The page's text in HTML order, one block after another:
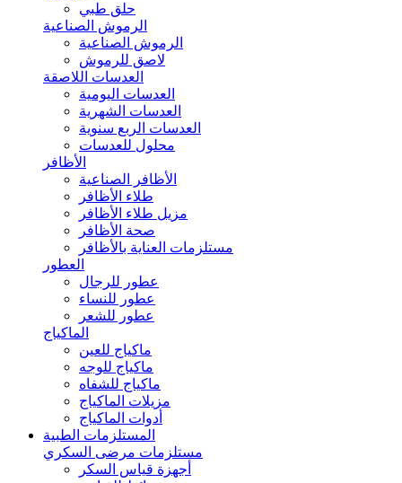
حلق طبي
الرموش الصناعية
الرموش الصناعية
لاصق للرموش
العدسات اللاصقة
العدسات اليومية
العدسات الشهرية
العدسات الربع سنوية
محلول للعدسات
الأظافر
الأظافر الصناعية
طلاء الأظافر
مزيل طلاء الأظافر
صحة الأظافر
مستلزمات العناية بالأظافر
العطور
عطور للرجال
عطور للنساء
عطور للشعر
الماكياج
ماكياج للعين
ماكياج للوجه
ماكياج للشفاه
مزيلات الماكياج
أدوات الماكياج
المستلزمات الطبية
مستلزمات مرضى السكري
أجهزة قياس السكر